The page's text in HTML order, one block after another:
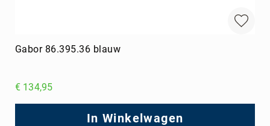
Gabor 86.395.36 blauw
€ 134,95
In Winkelwagen